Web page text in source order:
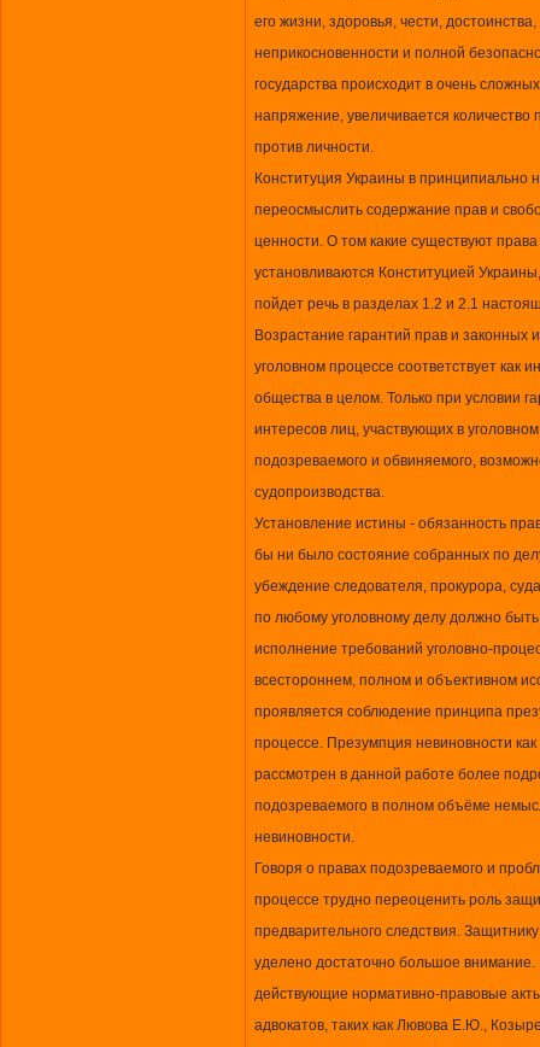
его жизни, здоровья, чести,
неприкосновенности и полной
государства происходит в очень
напряжение, увеличивается
против личности.
Конституция Украины в принципиально
переосмыслить содержание прав и
ценности. О том какие существуют
установливаются Конституцией
пойдет речь в разделах 1.2 и 2.1
Возрастание гарантий прав и законных
уголовном процессе соответствует как
общества в целом. Только при условии
интересов лиц, участвующих в
подозреваемого и обвиняемого,
судопроизводства.
Установление истины - обязанность
бы ни было состояние собранных по
убеждение следователя, прокурора,
по любому уголовному делу должно
исполнение требований уголовно-
всестороннем, полном и объективном
проявляется соблюдение принципа
процессе. Презумпция невиновности
рассмотрен в данной работе более
подозреваемого в полном объёме
невиновности.
Говоря о правах подозреваемого и
процессе трудно переоценить роль
предварительного следствия.
уделено достаточно большое
действующие нормативно-правовые
адвокатов, таких как Лювова Е.Ю.,